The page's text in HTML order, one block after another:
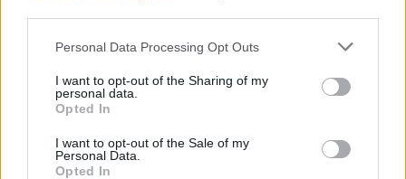
Personal Data Processing Opt Outs
I want to opt-out of the Sharing of my
personal data.
Opted In
I want to opt-out of the Sale of my
Personal Data.
Opted In
So ganz klar ist mir Deine Frage nicht, du möchtest ins Land der
Unsterblichen reisen?
Ja, meinte die letzte Gebietserweiterung im Land der